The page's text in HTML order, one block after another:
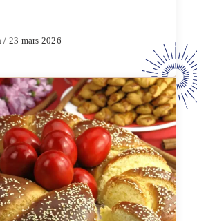
/ 23 mars 2026